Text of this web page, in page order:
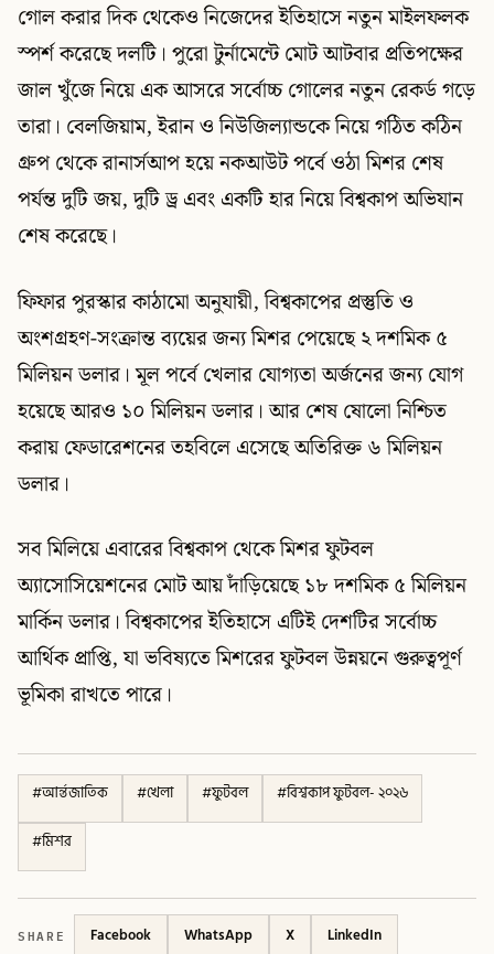
গোল করার দিক থেকেও নিজেদের ইতিহাসে নতুন মাইলফলক
স্পর্শ করেছে দলটি। পুরো টুর্নামেন্টে মোট আটবার প্রতিপক্ষের
জাল খুঁজে নিয়ে এক আসরে সর্বোচ্চ গোলের নতুন রেকর্ড গড়ে
তারা। বেলজিয়াম, ইরান ও নিউজিল্যান্ডকে নিয়ে গঠিত কঠিন
গ্রুপ থেকে রানার্সআপ হয়ে নকআউট পর্বে ওঠা মিশর শেষ
পর্যন্ত দুটি জয়, দুটি ড্র এবং একটি হার নিয়ে বিশ্বকাপ অভিযান
শেষ করেছে।
ফিফার পুরস্কার কাঠামো অনুযায়ী, বিশ্বকাপের প্রস্তুতি ও
অংশগ্রহণ-সংক্রান্ত ব্যয়ের জন্য মিশর পেয়েছে ২ দশমিক ৫
মিলিয়ন ডলার। মূল পর্বে খেলার যোগ্যতা অর্জনের জন্য যোগ
হয়েছে আরও ১০ মিলিয়ন ডলার। আর শেষ ষোলো নিশ্চিত
করায় ফেডারেশনের তহবিলে এসেছে অতিরিক্ত ৬ মিলিয়ন
ডলার।
সব মিলিয়ে এবারের বিশ্বকাপ থেকে মিশর ফুটবল
অ্যাসোসিয়েশনের মোট আয় দাঁড়িয়েছে ১৮ দশমিক ৫ মিলিয়ন
মার্কিন ডলার। বিশ্বকাপের ইতিহাসে এটিই দেশটির সর্বোচ্চ
আর্থিক প্রাপ্তি, যা ভবিষ্যতে মিশরের ফুটবল উন্নয়নে গুরুত্বপূর্ণ
ভূমিকা রাখতে পারে।
#আর্ন্তজাতিক #খেলা #ফুটবল #বিশ্বকাপ ফুটবল- ২০২৬
#মিশর
SHARE Facebook WhatsApp X LinkedIn